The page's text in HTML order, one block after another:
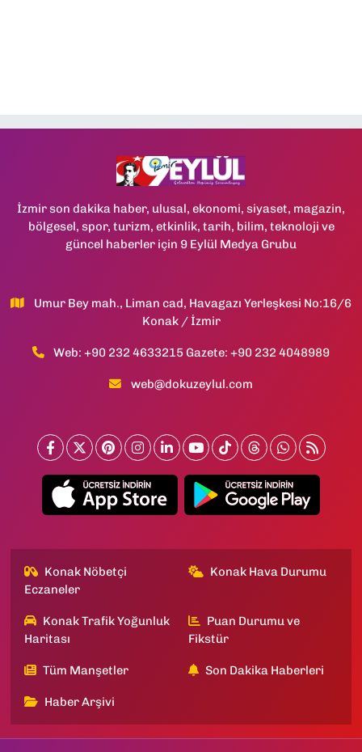
İzmir son dakika haber, ulusal, ekonomi, siyaset, magazin,
bölgesel, spor, turizm, etkinlik, tarih, bilim, teknoloji ve
güncel haberler için 9 Eylül Medya Grubu
Umur Bey mah., Liman cad, Havagazı Yerleşkesi No:16/6
Konak / İzmir
Web: +90 232 4633215 Gazete: +90 232 4048989
web@dokuzeylul.com
Konak Nöbetçi
Eczaneler
Konak Hava Durumu
Konak Trafik Yoğunluk
Haritası
Puan Durumu ve
Fikstür
Tüm Manşetler Son Dakika Haberleri
Haber Arşivi